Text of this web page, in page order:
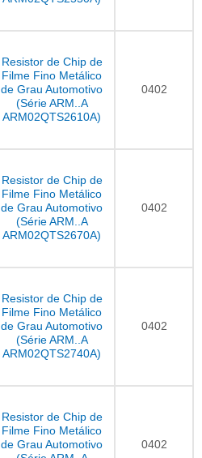
Resistor de Chip de
Filme Fino Metálico
de Grau Automotivo
(Série ARM..A
ARM02QTS2610A)
0402
Resistor de Chip de
Filme Fino Metálico
de Grau Automotivo
(Série ARM..A
ARM02QTS2670A)
0402
Resistor de Chip de
Filme Fino Metálico
de Grau Automotivo
(Série ARM..A
ARM02QTS2740A)
0402
Resistor de Chip de
Filme Fino Metálico
de Grau Automotivo
0402